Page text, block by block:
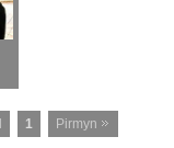
1 Pirmyn